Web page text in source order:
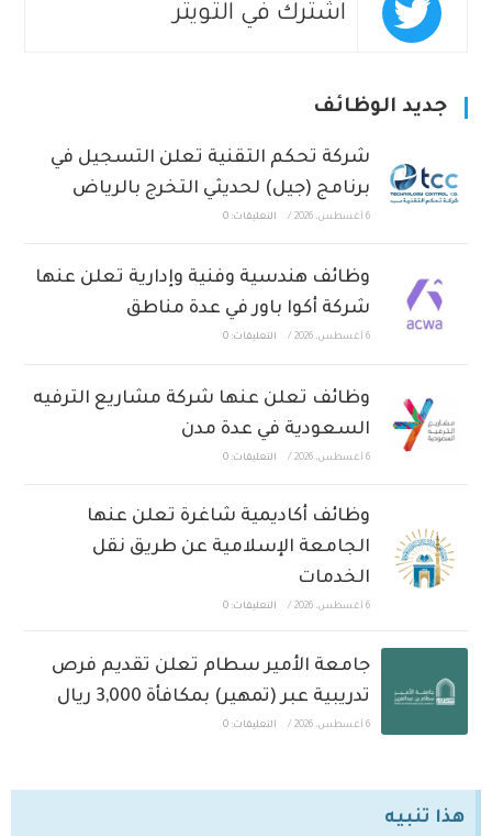
اشترك في التويتر
جديد الوظائف
شركة تحكم التقنية تعلن التسجيل في
برنامج (جيل) لحديثي التخرج بالرياض
6 أغسطس، 2026 / التعليقات: 0
وظائف هندسية وفنية وإدارية تعلن عنها
شركة أكوا باور في عدة مناطق
6 أغسطس، 2026 / التعليقات: 0
وظائف تعلن عنها شركة مشاريع الترفيه
السعودية في عدة مدن
6 أغسطس، 2026 / التعليقات: 0
وظائف أكاديمية شاغرة تعلن عنها
الجامعة الإسلامية عن طريق نقل
الخدمات
6 أغسطس، 2026 / التعليقات: 0
جامعة الأمير سطام تعلن تقديم فرص
تدريبية عبر (تمهير) بمكافأة 3,000 ريال
6 أغسطس، 2026 / التعليقات: 0
هذا تنبيه